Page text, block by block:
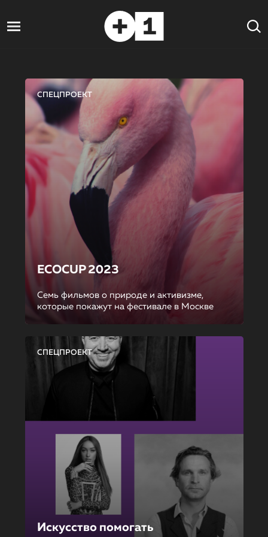
СПЕЦПРОЕКТ
ECOCUP 2023
Семь фильмов о природе и активизме,
которые покажут на фестивале в Москве
СПЕЦПРОЕКТ
Искусство помогать